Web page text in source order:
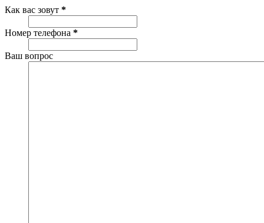
Как вас зовут *
Номер телефона *
Ваш вопрос